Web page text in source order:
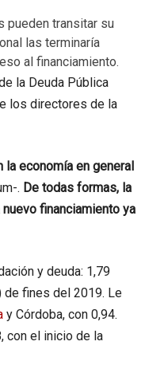
pueden transitar su
las terminaría
al financiamiento.
la Deuda Pública
los directores de la
economía en general
. De todas formas, la
financiamiento ya
y deuda: 1,79
de fines del 2019. Le
y Córdoba, con 0,94.
con el inicio de la